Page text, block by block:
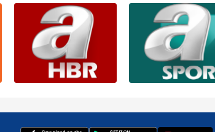
kullanılan çerezlerle ilgili bilgi almak için